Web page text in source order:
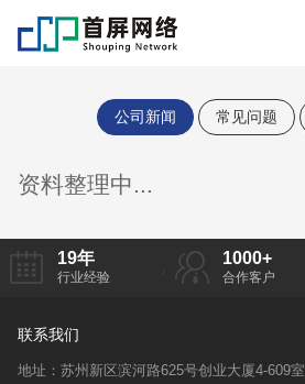
公司新闻 常见问题
资料整理中...
19年
行业经验
1000+
合作客户
联系我们
地址：苏州新区滨河路625号创业大厦4-609室